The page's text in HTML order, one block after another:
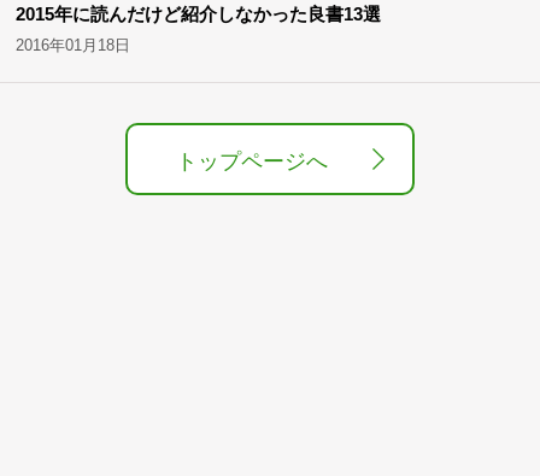
2015年に読んだけど紹介しなかった良書13選
2016年01月18日
トップページへ